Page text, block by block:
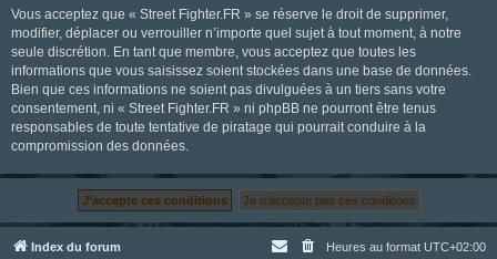
Vous acceptez que « Street Fighter.FR » se réserve le droit de supprimer,
modifier, déplacer ou verrouiller n’importe quel sujet à tout moment, à notre
seule discrétion. En tant que membre, vous acceptez que toutes les
informations que vous saisissez soient stockées dans une base de données.
Bien que ces informations ne soient pas divulguées à un tiers sans votre
consentement, ni « Street Fighter.FR » ni phpBB ne pourront être tenus
responsables de toute tentative de piratage qui pourrait conduire à la
compromission des données.
Index du forum Heures au format UTC+02:00